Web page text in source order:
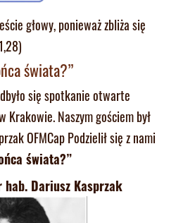
głowy, ponieważ zbliża się
świata?”
się spotkanie otwarte
Krakowie. Naszym gościem był
OFMCap Podzielił się z nami
świata?”
Dariusz Kasprzak